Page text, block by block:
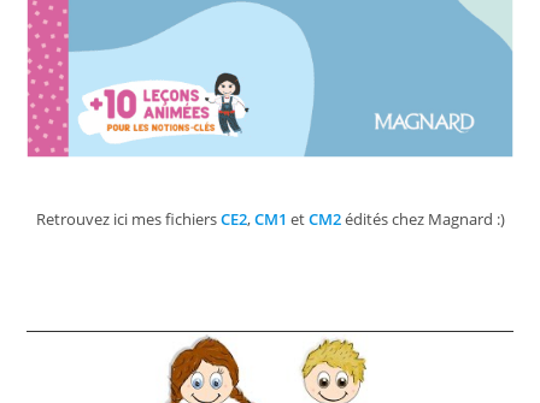
Retrouvez ici mes fichiersCE2,CM1 etCM2édités chez Magnard :)